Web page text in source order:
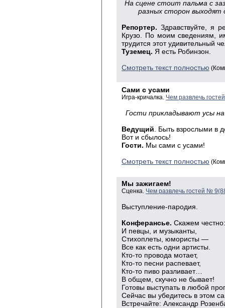
На сцене стоит пальма с
разных сторон выходят
Репортер. Здравствуйте, я
Крузо. По моим сведениям,
трудится этот удивительный
Туземец. Я есть Робинзон.
Смотреть текст полностью
Сами с усами
Игра-кричалка. Чем развлечь
Гости прикладывают усы
Ведущий . Быть взрослыми в
Вот и сбылось!
Гости. Мы сами с усами!
Смотреть текст полностью
Мы зажигаем!
Сценка. Чем развлечь гостей №
Выступление-пародия.
Конферансье. Скажем
И певцы, и музыканты,
Стихоплеты, юмористы —
Все как есть одни артисты.
Кто-то провода мотает,
Кто-то песни распевает,
Кто-то пиво разливает…
В общем, скучно не бывает!
Готовы выступать в любой
Сейчас вы убедитесь в этом
Встречайте: Александр